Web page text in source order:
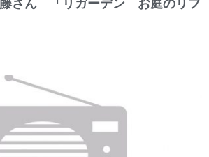
さん 「リガーデン お庭のリフ